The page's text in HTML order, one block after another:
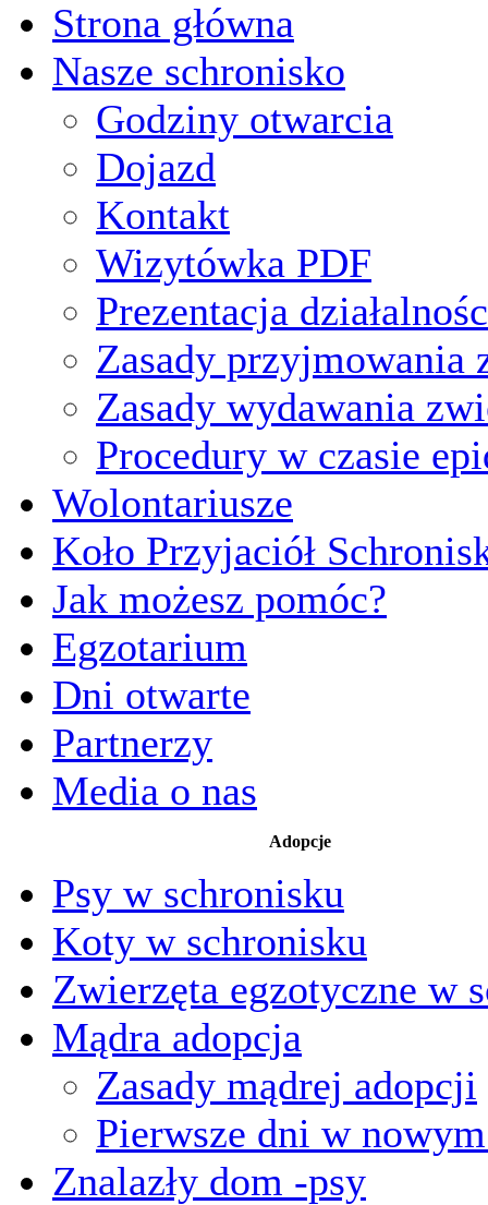
Strona główna
Nasze schronisko
Godziny otwarcia
Dojazd
Kontakt
Wizytówka PDF
Prezentacja
Zasady przyjmowania
Zasady wydawania
Procedury w czasie
Wolontariusze
Koło Przyjaciół
Jak możesz pomóc?
Egzotarium
Dni otwarte
Partnerzy
Media o nas
Adopcje
Psy w schronisku
Koty w schronisku
Zwierzęta egzotyczne w
Mądra adopcja
Zasady mądrej adopcji
Pierwsze dni w
Znalazły dom -psy